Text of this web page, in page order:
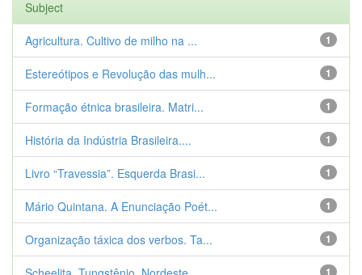
Subject
1
Agricultura. Cultivo de milho na ...
1
Estereótipos e Revolução das mulh...
1
Formação étnica brasileira. Matri...
1
História da Indústria Brasileira....
1
Livro “Travessia”. Esquerda Brasi...
1
Mário Quintana. A Enunciação Poét...
1
Organização táxica dos verbos. Ta...
1